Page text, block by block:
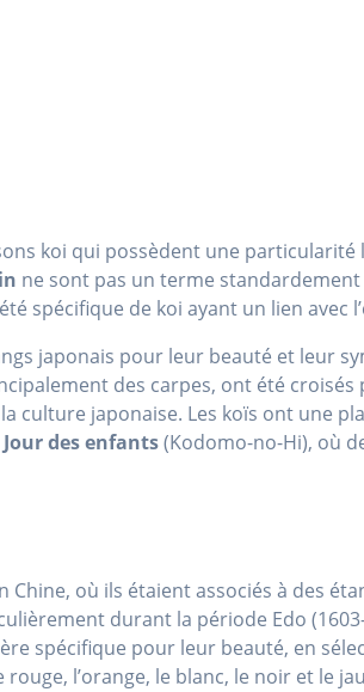
koi qui possèdent une particularité
ne sont pas un terme
spécifique de koi ayant un lien avec
japonais pour leur beauté et leur
des carpes, ont été
culture japonaise. Les koïs ont une
Jour des enfants(Kodomo-no-Hi), où
Chine, où ils étaient associés à des
durant la période Edo
spécifique pour leur beauté, en
l’orange, le blanc, le noir et le